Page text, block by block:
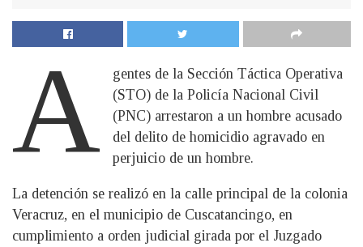
A
gentes de la Sección Táctica Operativa
(STO) de la Policía Nacional Civil
(PNC) arrestaron a un hombre acusado
del delito de homicidio agravado en
perjuicio de un hombre.
La detención se realizó en la calle principal de la colonia
Veracruz, en el municipio de Cuscatancingo, en
cumplimiento a orden judicial girada por el Juzgado